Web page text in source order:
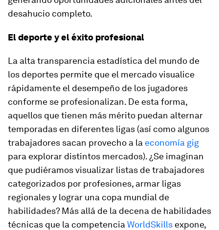
desahucio completo.
El deporte y el éxito profesional
La alta transparencia estadística del mundo de
los deportes permite que el mercado visualice
rápidamente el desempeño de los jugadores
conforme se profesionalizan. De esta forma,
aquellos que tienen más mérito puedan alternar
temporadas en diferentes ligas (así como algunos
trabajadores sacan provecho a la economía gig
para explorar distintos mercados). ¿Se imaginan
que pudiéramos visualizar listas de trabajadores
categorizados por profesiones, armar ligas
regionales y lograr una copa mundial de
habilidades? Más allá de la decena de habilidades
técnicas que la competenciaWorldSkills expone,